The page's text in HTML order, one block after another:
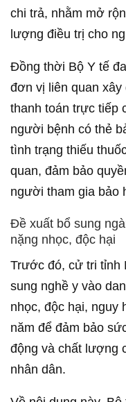
chi trả, nhằm mở
lượng điều trị cho
Đồng thời Bộ Y tế
đơn vị liên quan
thanh toán trực tiếp
người bệnh có thẻ
tình trạng thiếu
quan, đảm bảo
người tham gia bảo
Đề xuất bổ sung
nặng nhọc, độc hại
Trước đó, cử tri tỉnh
sung nghề y vào
nhọc, độc hại,
năm để đảm bảo
động và chất lượng
nhân dân.